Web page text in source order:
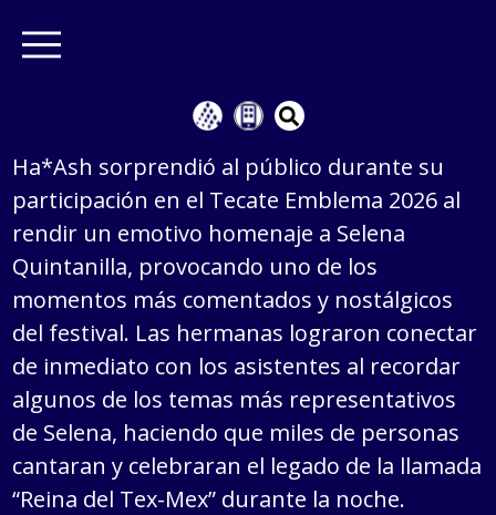
Ha*Ash sorprendió al público durante su
participación en el Tecate Emblema 2026 al
rendir un emotivo homenaje a Selena
Quintanilla, provocando uno de los
momentos más comentados y nostálgicos
del festival. Las hermanas lograron conectar
de inmediato con los asistentes al recordar
algunos de los temas más representativos
de Selena, haciendo que miles de personas
cantaran y celebraran el legado de la llamada
“Reina del Tex-Mex” durante la noche.